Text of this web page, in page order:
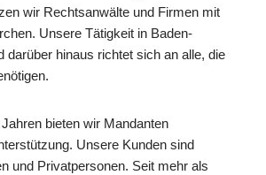
wir Rechtsanwälte und Firmen mit
Unsere Tätigkeit in Baden-
darüber hinaus richtet sich an alle, die
bieten wir Mandanten
Unsere Kunden sind
und Privatpersonen. Seit mehr als